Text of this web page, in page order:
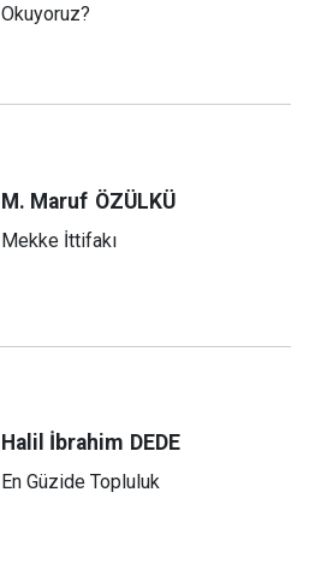
Okuyoruz?
M. Maruf ÖZÜLKÜ
Mekke İttifakı
Halil İbrahim DEDE
En Güzide Topluluk